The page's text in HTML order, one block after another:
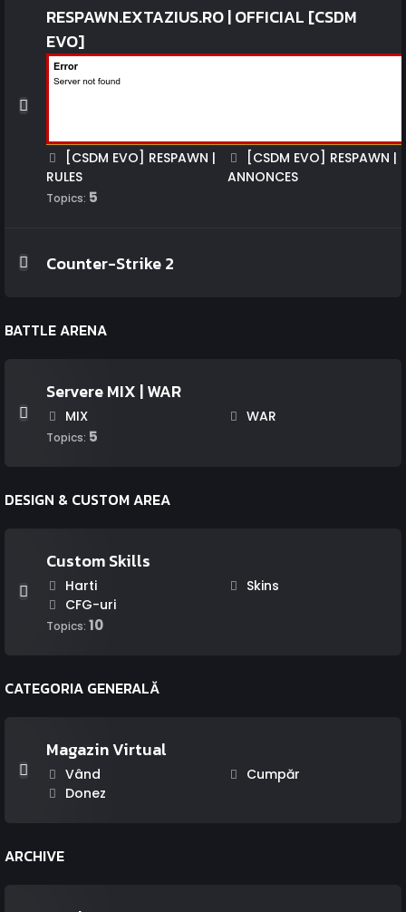
RESPAWN.EXTAZIUS.RO | OFFICIAL [CSDM
EVO]
[CSDM EVO] RESPAWN |
RULES
[CSDM EVO] RESPAWN |
ANNONCES
Topics: 5
Counter-Strike 2
BATTLE ARENA
Servere MIX | WAR
MIX WAR
Topics: 5
DESIGN & CUSTOM AREA
Custom Skills
Harti
Skins
CFG-uri
Topics: 10
CATEGORIA GENERALĂ
Magazin Virtual
Vând
Cumpăr
Donez
ARCHIVE